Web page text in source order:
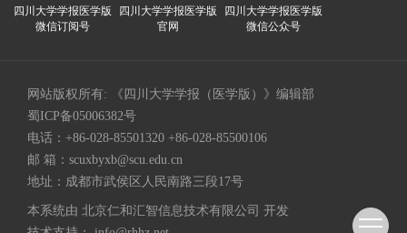
四川大学学报医学版
微信订阅号
四川大学学报医学版
官网
四川大学学报医学版
微信公众号
网站版权所有: 《四川大学学报（医学版）》编辑部
蜀ICP备05006382号
电话：+86-028-85501320 +86-028-85500106
邮 箱： scuxbyxb@scu.edu.cn
地址：成都市武侯区人民南路三段17号
本系统由 北京仁和汇智信息技术有限公司 开发